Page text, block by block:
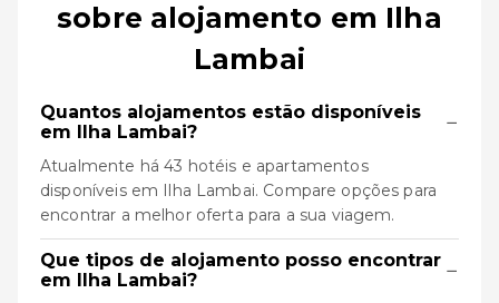
sobre alojamento em Ilha
Lambai
Quantos alojamentos estão disponíveis
em Ilha Lambai?
−
Atualmente há 43 hotéis e apartamentos
disponíveis em Ilha Lambai. Compare opções para
encontrar a melhor oferta para a sua viagem.
Que tipos de alojamento posso encontrar
em Ilha Lambai?
−